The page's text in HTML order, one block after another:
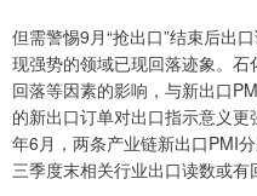
但需警惕9月“抢出口”结束后出
现强势的领域已现回落迹象。
回落等因素的影响，与新出口
的新出口订单对出口指示意义
年6月，两条产业链新出口PMI
三季度末相关行业出口读数或有